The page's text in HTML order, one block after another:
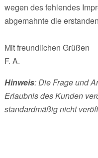
wegen des fehlendes
abgemahnte die
Mit freundlichen Grüßen
F. A.
Hinweis: Die Frage und
Erlaubnis des Kunden
standardmäßig nicht